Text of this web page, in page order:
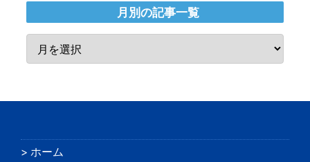
月別の記事一覧
ホーム